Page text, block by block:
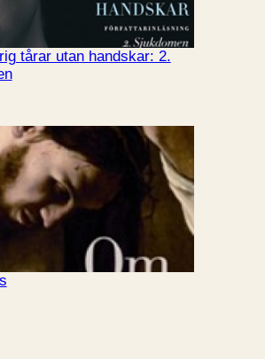
tårar utan handskar: 2.